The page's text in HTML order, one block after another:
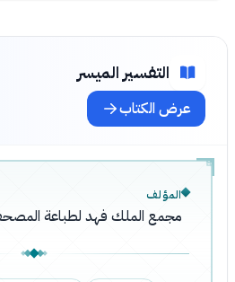
التفسير الميسر
عرض الكتاب
المؤلف
مجمع الملك فهد لطباعة